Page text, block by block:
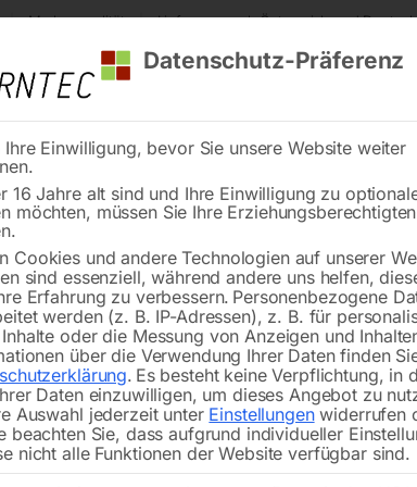
Markenqualität Lieferung nach Österreich und
Schweißanlage PM 2560T 4XL
🔍
Schutzgas-
HINWEIS: Unter Umständen ist
Datenschutz-Präferenz
Einwilligung, bevor Sie unsere Website weiter
16 Jahre alt sind und Ihre Einwilligung zu
möchten, müssen Sie Ihre
Cookies und andere Technologien auf unserer
sind essenziell, während andere uns helfen,
Erfahrung zu verbessern. Personenbezogene
werden (z. B. IP-Adressen), z. B. für
oder die Messung von Anzeigen und
über die Verwendung Ihrer Daten finden
. Es besteht keine Verpflichtung, in
Daten einzuwilligen, um dieses Angebot zu
Auswahl jederzeit unter Einstellungenwiderrufen
beachten Sie, dass aufgrund individueller
nicht alle Funktionen der Website verfügbar sind.